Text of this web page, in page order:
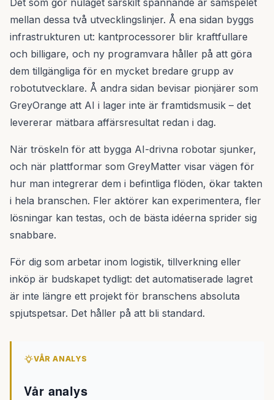
Det som gör nuläget särskilt spännande är samspelet
mellan dessa två utvecklingslinjer. Å ena sidan byggs
infrastrukturen ut: kantprocessorer blir kraftfullare
och billigare, och ny programvara håller på att göra
dem tillgängliga för en mycket bredare grupp av
robotutvecklare. Å andra sidan bevisar pionjärer som
GreyOrange att AI i lager inte är framtidsmusik – det
levererar mätbara affärsresultat redan i dag.
När tröskeln för att bygga AI-drivna robotar sjunker,
och när plattformar som GreyMatter visar vägen för
hur man integrerar dem i befintliga flöden, ökar takten
i hela branschen. Fler aktörer kan experimentera, fler
lösningar kan testas, och de bästa idéerna sprider sig
snabbare.
För dig som arbetar inom logistik, tillverkning eller
inköp är budskapet tydligt: det automatiserade lagret
är inte längre ett projekt för branschens absoluta
spjutspetsar. Det håller på att bli standard.
VÅR ANALYS
Vår analys